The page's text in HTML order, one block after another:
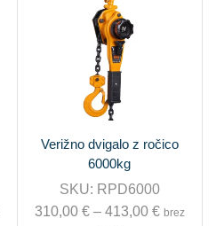
Verižno dvigalo z ročico
6000kg
SKU: RPD6000
310,00 € – 413,00 € brez